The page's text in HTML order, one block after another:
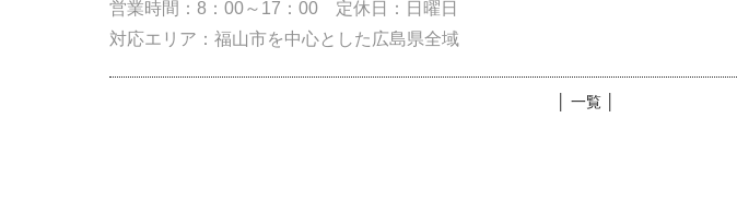
営業時間：8：00～17：00 定休日：日曜日
対応エリア：福山市を中心とした広島県全域
│ 一覧 │